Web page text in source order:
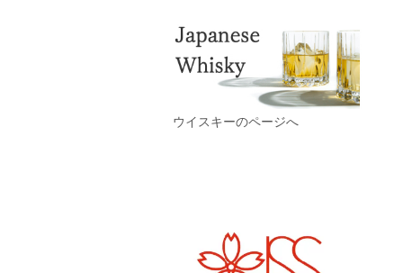
ウイスキーのページへ